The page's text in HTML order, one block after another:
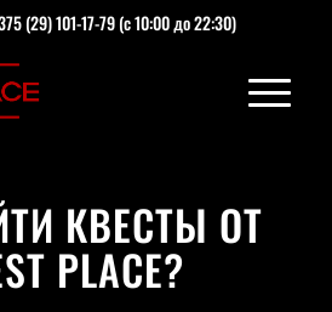
(29) 101-17-79(с 10:00 до 22:30)
КВЕСТЫ ОТ
PLACE?